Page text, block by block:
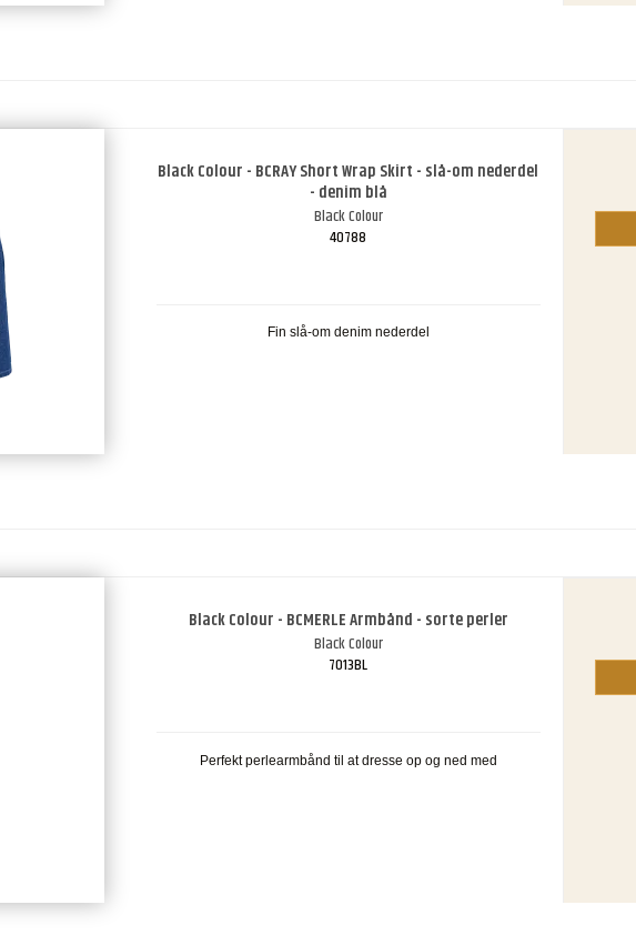
Black Colour - BCRAY Short Wrap Skirt - slå-om nederdel
- denim blå
Black Colour
40788
Fin slå-om denim nederdel
Black Colour - BCMERLE Armbånd - sorte perler
Black Colour
7013BL
Perfekt perlearmbånd til at dresse op og ned med